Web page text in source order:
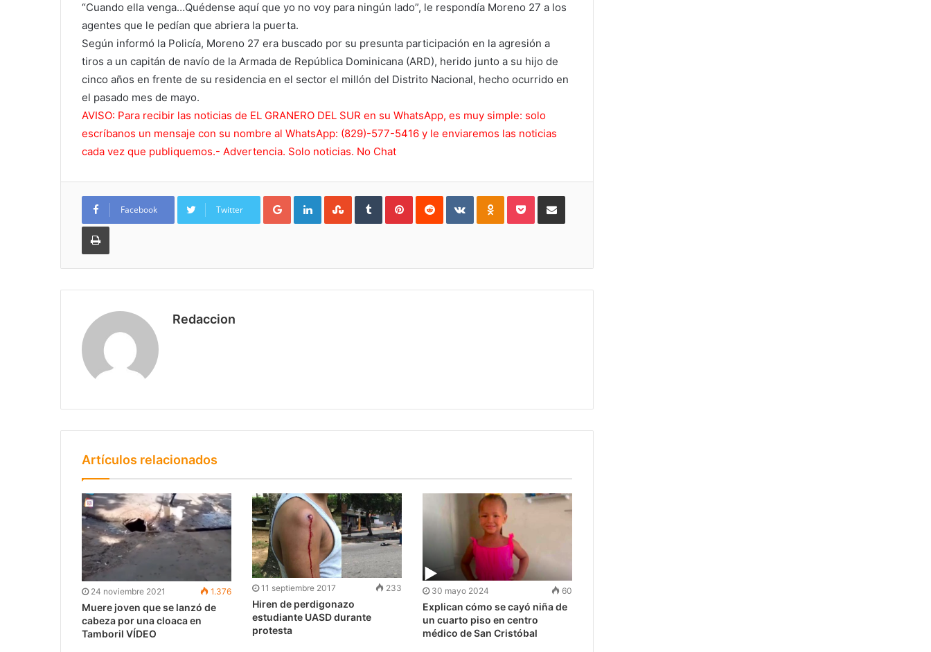
“Cuando ella venga…Quédense aquí que yo no voy para ningún lado”, le respondía Moreno 27 a los
agentes que le pedían que abriera la puerta.
Según informó la Policía, Moreno 27 era buscado por su presunta participación en la agresión a
tiros a un capitán de navío de la Armada de República Dominicana (ARD), herido junto a su hijo de
cinco años en frente de su residencia en el sector el millón del Distrito Nacional, hecho ocurrido en
el pasado mes de mayo.
AVISO: Para recibir las noticias de EL GRANERO DEL SUR en su WhatsApp, es muy simple: solo
escríbanos un mensaje con su nombre al WhatsApp: (829)-577-5416 y le enviaremos las noticias
cada vez que publiquemos.- Advertencia. Solo noticias. No Chat
Facebook Twitter
Google+LinkedInStumbleUpon
TumblrPinterestReddit VKontakteOdnoklassniki
PocketCompartir por Correo
Imprimir
Redaccion
Artículos relacionados
24 noviembre 2021 1.376
Muere joven que se lanzó de
cabeza por una cloaca en
Tamboril VÍDEO
11 septiembre 2017 233
Hiren de perdigonazo
estudiante UASD durante
protesta
30 mayo 2024 60
Explican cómo se cayó niña de
un cuarto piso en centro
médico de San Cristóbal